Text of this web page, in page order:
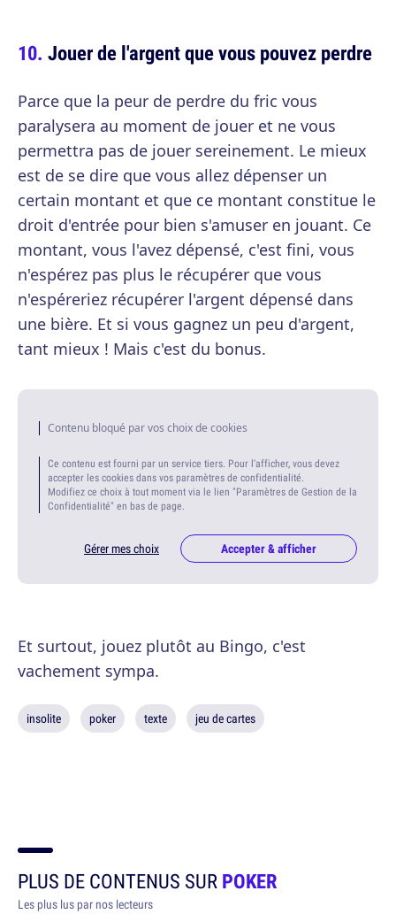
Jouer de l'argent que vous pouvez perdre
Parce que la peur de perdre du fric vous
paralysera au moment de jouer et ne vous
permettra pas de jouer sereinement. Le mieux
est de se dire que vous allez dépenser un
certain montant et que ce montant constitue le
droit d'entrée pour bien s'amuser en jouant. Ce
montant, vous l'avez dépensé, c'est fini, vous
n'espérez pas plus le récupérer que vous
n'espéreriez récupérer l'argent dépensé dans
une bière. Et si vous gagnez un peu d'argent,
tant mieux ! Mais c'est du bonus.
Contenu bloqué par vos choix de cookies
Ce contenu est fourni par un service tiers. Pour l'afficher, vous devez
accepter les cookies dans vos paramètres de confidentialité.
Modifiez ce choix à tout moment via le lien "Paramètres de Gestion de la
Confidentialité" en bas de page.
Gérer mes choix Accepter & afficher
Et surtout, jouez plutôt au Bingo, c'est
vachement sympa.
insolite poker texte jeu de cartes
PLUS DE CONTENUS SURPOKER
Les plus lus par nos lecteurs